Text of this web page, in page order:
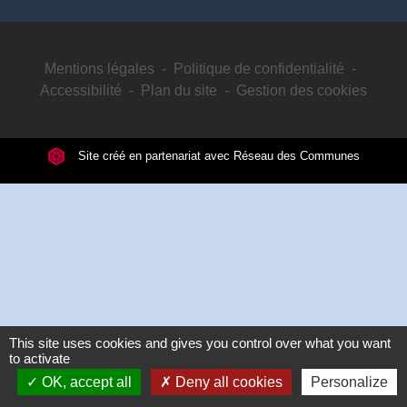
Mentions légales - Politique de confidentialité -
Accessibilité - Plan du site - Gestion des cookies
Site créé en partenariat avec Réseau des Communes
This site uses cookies and gives you control over what you want
to activate
OK, accept all
Deny all cookies Personalize